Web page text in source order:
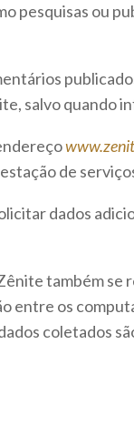
pesquisas ou
salvo quando
de
dados
também
entre os
coletados